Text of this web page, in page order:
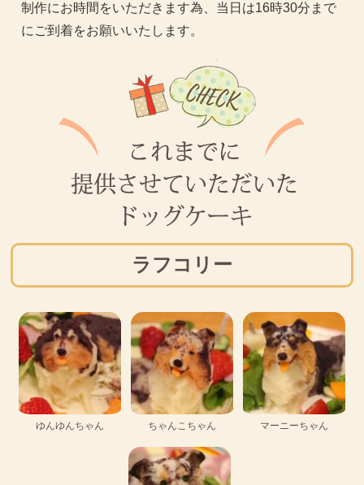
制作にお時間をいただきます為、当日は16時30分まで
にご到着をお願いいたします。
ラフコリー
ゆんゆんちゃん ちゃんこちゃん マーニーちゃん